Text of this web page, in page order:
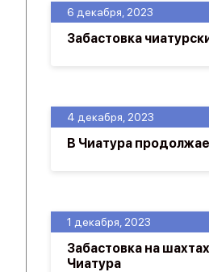
1 декабря, 2023
Забастовка на
Чиатура
4 декабря, 2023
В Чиатура
6 декабря, 2023
Забастовка